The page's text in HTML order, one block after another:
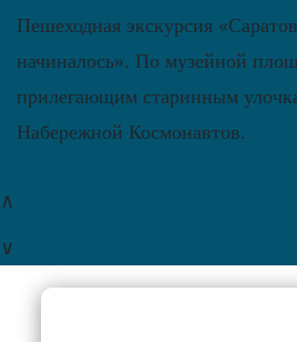
Пешеходная экскурсия
начиналось». По музейной
прилегающим старинным
Набережной Космонавтов.
∧
∨